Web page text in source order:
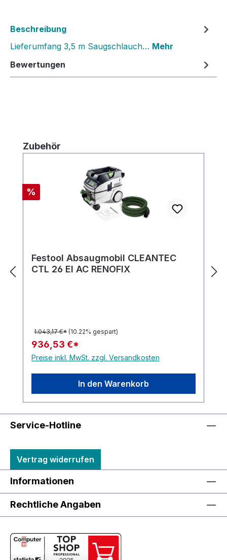
Beschreibung
Lieferumfang 3,5 m Saugschlauch… Mehr
Bewertungen
Produktgalerie überspringen
Zubehör
Rabatt
%
Festool Absaugmobil CLEANTEC
CTL 26 El AC RENOFIX
1.043,17 €* (10.22% gespart)
936,53 €*
Preise inkl. MwSt. zzgl. Versandkosten
In den Warenkorb
Service-Hotline
Vertrag widerrufen
Informationen
Rechtliche Angaben